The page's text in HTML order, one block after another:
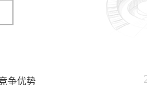
争优势